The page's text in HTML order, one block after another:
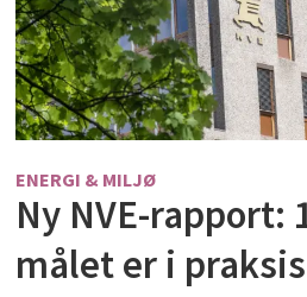
ENERGI & MILJØ
Ny NVE-rapport:
målet er i